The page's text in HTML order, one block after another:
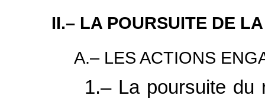
II.– LA POURSUITE DE
A.– LES ACTIONS
1.– La poursuite du